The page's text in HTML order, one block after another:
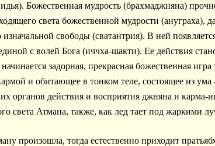
Божественная мудрость (брахмаджняна)
света божественной мудрости (ануграха),
свободы (сватантрия). В ней
с волей Бога (иччха-шакти). Ее действия
задорная, прекрасная божественная
и обитающее в тонком теле, состоящее из ума
органов действия и восприятия джняна и карма-
света Атмана, также, как лед тает под жаркими
произошла, тогда естественно приходит